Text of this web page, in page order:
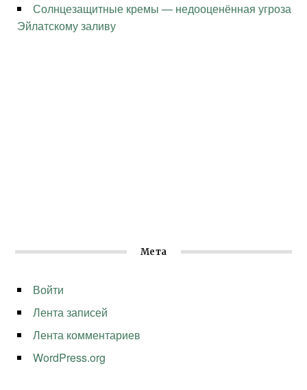
Солнцезащитные кремы — недооценённая угроза
Эйлатскому заливу
Мета
Войти
Лента записей
Лента комментариев
WordPress.org